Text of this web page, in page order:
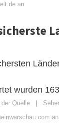
an
wurden
Quelle
an